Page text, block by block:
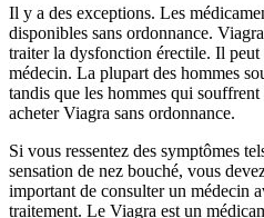
Il y a des exceptions. Les
disponibles sans ordonnance.
traiter la dysfonction érectile. Il peut
médecin. La plupart des hommes
tandis que les hommes qui
acheter Viagra sans ordonnance.
Si vous ressentez des symptômes
sensation de nez bouché, vous
important de consulter un médecin
traitement. Le Viagra est un